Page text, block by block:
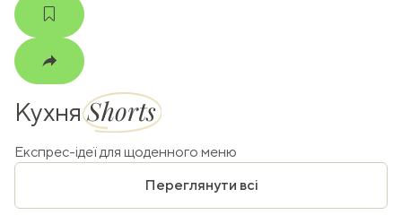
КухняShorts
Експрес-ідеї для щоденного меню
Переглянути всі